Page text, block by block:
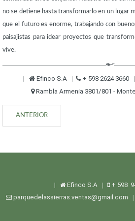
no se detiene hasta transformarlo en un lugar
que el futuro es enorme, trabajando con
paisajistas para idear proyectos que
vive.
| Efinco S.A + 598 2624 3660
Rambla Armenia 3801/801 -
ANTERIOR
| Efinco S.A + 598
parquedelassierras.ventas@gmail.com